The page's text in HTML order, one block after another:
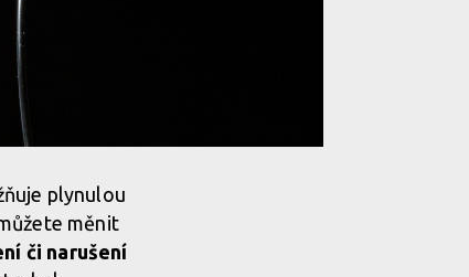
plynulou
měnit
či narušení